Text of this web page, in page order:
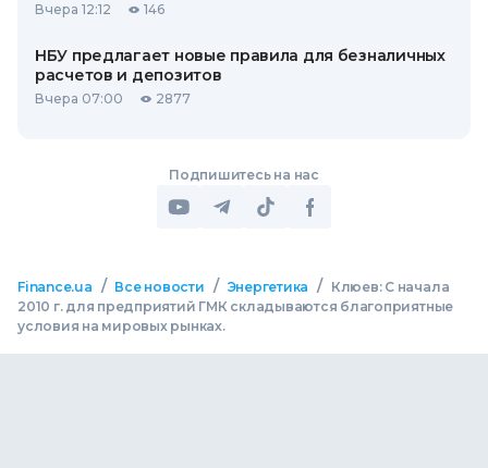
Вчера 12:12 146
НБУ предлагает новые правила для безналичных
расчетов и депозитов
Вчера 07:00 2877
Подпишитесь на нас
Finance.ua / Все новости / Энергетика /
Клюев: С начала
2010 г. для предприятий ГМК складываются благоприятные
условия на мировых рынках.